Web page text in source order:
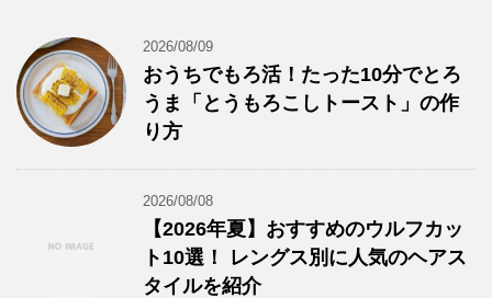
2026/08/09
おうちでもろ活！たった10分でとろ
うま「とうもろこしトースト」の作
り方
2026/08/08
【2026年夏】おすすめのウルフカッ
ト10選！ レングス別に人気のヘアス
タイルを紹介